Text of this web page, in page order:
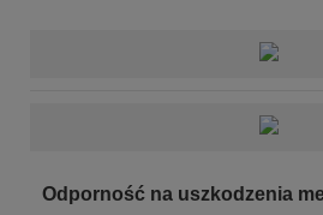
Odporność na uszkodzenia